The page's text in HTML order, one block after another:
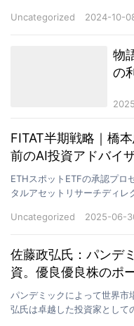
Uncategorized
2024-10-
物
の
る
FITAT半期戦略｜橋
前のAI投資アドバイ
定の違い
ETHスポットETFの承認プロ
タルアセットリサーチディ
Uncategorized
2025-06-
佐藤政弘氏：パンデ
資。優良優良株のポ
回復。
パンデミックによって世界市
弘氏は卓越した投資家として